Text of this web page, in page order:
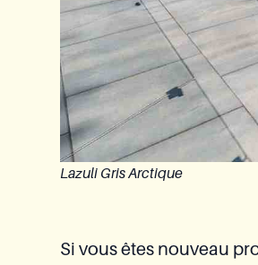
Lazuli Gris Arctique
Si vous êtes nouveau